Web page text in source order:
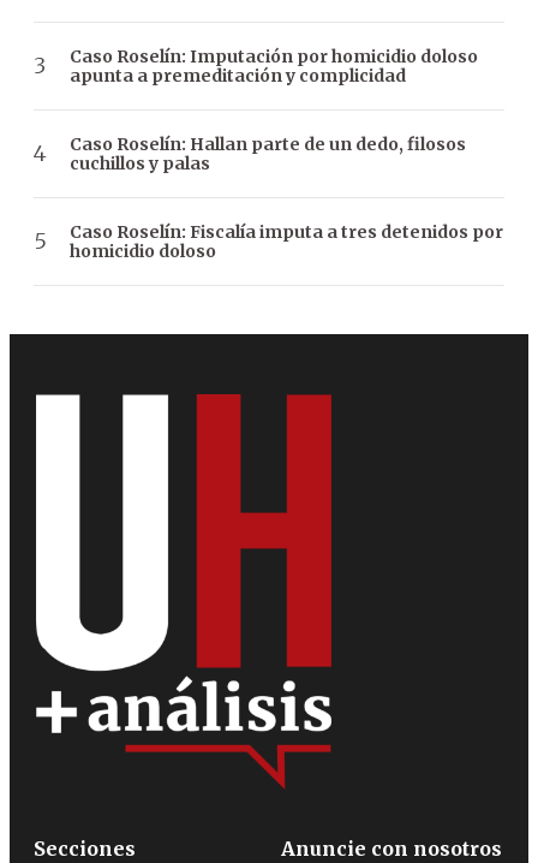
Caso Roselín: Imputación por homicidio doloso
apunta a premeditación y complicidad
Caso Roselín: Hallan parte de un dedo, filosos
cuchillos y palas
Caso Roselín: Fiscalía imputa a tres detenidos por
homicidio doloso
Secciones
Anuncie con nosotros